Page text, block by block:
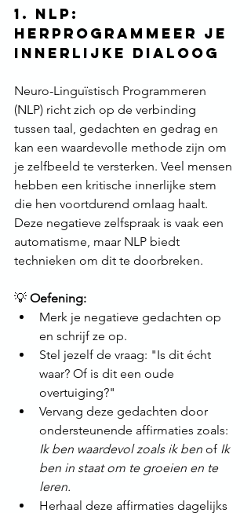
1. NLP:
Herprogrammeer je
innerlijke dialoog
Neuro-Linguïstisch Programmeren
(NLP) richt zich op de verbinding
tussen taal, gedachten en gedrag en
kan een waardevolle methode zijn om
je zelfbeeld te versterken. Veel mensen
hebben een kritische innerlijke stem
die hen voortdurend omlaag haalt.
Deze negatieve zelfspraak is vaak een
automatisme, maar NLP biedt
technieken om dit te doorbreken.
💡 Oefening:
Merk je negatieve gedachten op
en schrijf ze op.
Stel jezelf de vraag: "Is dit écht
waar? Of is dit een oude
overtuiging?"
Vervang deze gedachten door
ondersteunende affirmaties zoals:
Ik ben waardevol zoals ik ben of Ik
ben in staat om te groeien en te
leren.
Herhaal deze affirmaties dagelijks